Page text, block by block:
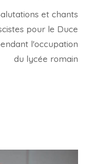
et chants
pour le Duce
l'occupation
du lycée romain